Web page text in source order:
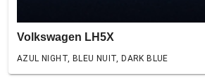
Volkswagen LH5X
AZUL NIGHT, BLEU NUIT, DARK BLUE